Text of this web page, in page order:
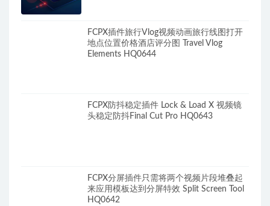
FCPX插件旅行Vlog视频动画旅行线图打开
地点位置价格酒店评分图 Travel Vlog
Elements HQ0644
FCPX防抖稳定插件 Lock & Load X 视频镜
头稳定防抖Final Cut Pro HQ0643
FCPX分屏插件只需将两个视频片段堆叠起
来应用模板达到分屏特效 Split Screen Tool
HQ0642